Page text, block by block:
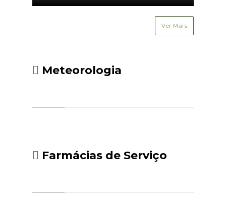
Ver Mais
Meteorologia
Farmácias de Serviço